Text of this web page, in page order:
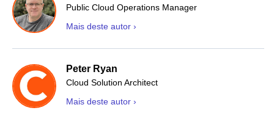
Public Cloud Operations Manager
Mais deste autor ›
Peter Ryan
Cloud Solution Architect
Mais deste autor ›